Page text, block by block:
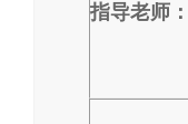
指导老师：